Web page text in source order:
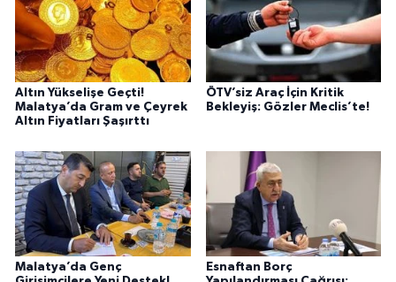
Altın Yükselişe Geçti!
Malatya’da Gram ve Çeyrek
Altın Fiyatları Şaşırttı
ÖTV’siz Araç İçin Kritik
Bekleyiş: Gözler Meclis’te!
Malatya’da Genç
Esnaftan Borç